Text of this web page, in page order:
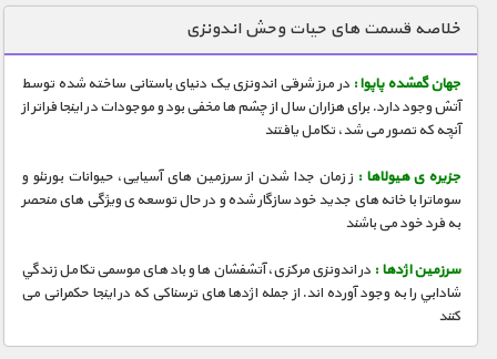
دنیای خوراکی ها
زمین شناسی / محیط زیست
سازه/ معماری/ مهندسی
سرگرمی
شناخت کودکان
طبیعت
فرهنگ / هنر
خلاصه قسمت های حیات وحش اندونزی
جهان گمشده پاپوا : در مرز شرقی اندونزی یک دنیای باستانی ساخته شده توسط
آتش وجود دارد. برای هزاران سال از چشم ها مخفی بود و موجودات در اینجا فراتر از
آنچه که تصور می شد، تکامل یافتند
جزیره ی هیولاها : ز زمان جدا شدن از سرزمین های آسیایی، حیوانات بورنئو و
سوماترا با خانه های جدید خود سازگار شده و در حال توسعه ی ویژگی های منحصر
به فرد خود می باشند
سرزمین اژدها : در اندونزی مرکزی، آتشفشان ها و باد های موسمی تکامل زندگي
شادابي را به وجود آورده اند. از جمله اژدها های ترسناکی که در اینجا حکمرانی می
کنند